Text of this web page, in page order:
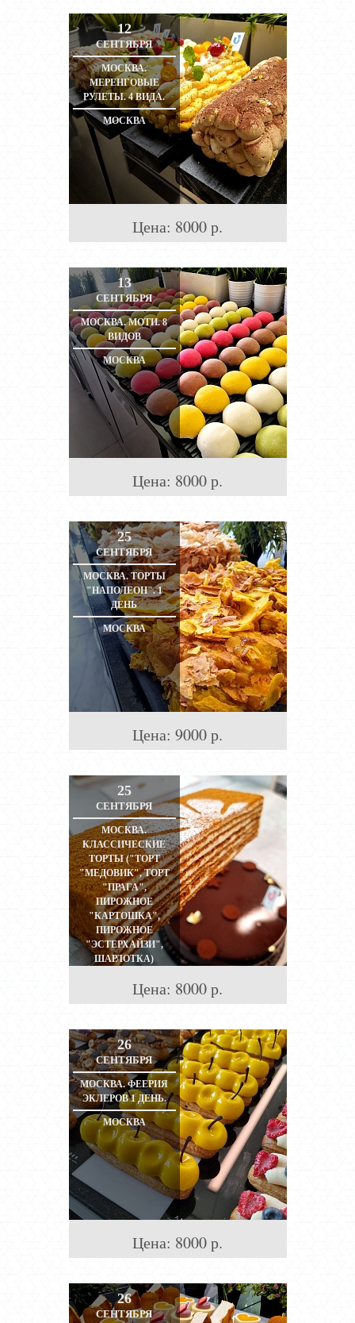
12
СЕНТЯБРЯ
МОСКВА.
МЕРЕНГОВЫЕ
РУЛЕТЫ. 4 ВИДА.
МОСКВА
Цена: 8000р.
13
СЕНТЯБРЯ
МОСКВА. МОТИ. 8
ВИДОВ
МОСКВА
Цена: 8000р.
25
СЕНТЯБРЯ
МОСКВА. ТОРТЫ
"НАПОЛЕОН". 1
ДЕНЬ
МОСКВА
Цена: 9000р.
25
СЕНТЯБРЯ
МОСКВА.
КЛАССИЧЕСКИЕ
ТОРТЫ ("ТОРТ
"МЕДОВИК", ТОРТ
"ПРАГА",
ПИРОЖНОЕ
"КАРТОШКА",
ПИРОЖНОЕ
"ЭСТЕРХАЙЗИ",
ШАРЛОТКА)
МОСКВАЦена: 8000р.
26
СЕНТЯБРЯ
МОСКВА. ФЕЕРИЯ
ЭКЛЕРОВ 1 ДЕНЬ.
МОСКВА
Цена: 8000р.
26
СЕНТЯБРЯ